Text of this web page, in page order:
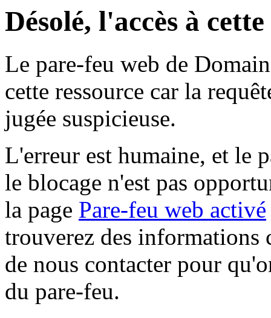
Désolé, l'accès à
Le pare-feu web de
cette ressource car la
jugée suspicieuse.
L'erreur est humaine, et le
le blocage n'est pas
la page Pare-feu web activé
trouverez des informations
de nous contacter pour
du pare-feu.